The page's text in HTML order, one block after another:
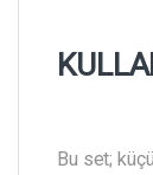
Bu set;